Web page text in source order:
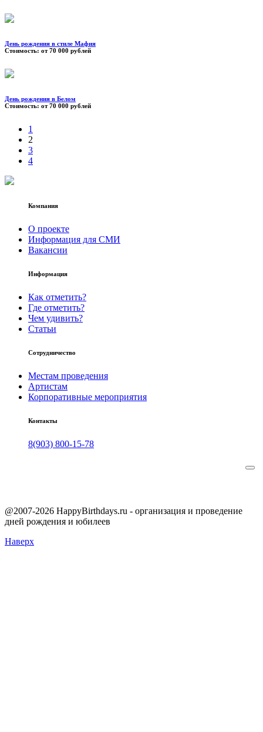
День рождения в стиле Мафия
Стоимость: от 70 000 рублей
День рождения в Белом
Стоимость: от 70 000 рублей
1
2
3
4
Компания
О проекте
Информация для СМИ
Вакансии
Информация
Как отметить?
Где отметить?
Чем удивить?
Статьи
Сотрудничество
Местам проведения
Артистам
Корпоративные мероприятия
Контакты
8(903) 800-15-78
@2007-2026 HappyBirthdays.ru - организация и проведение
дней рождения и юбилеев
Наверх